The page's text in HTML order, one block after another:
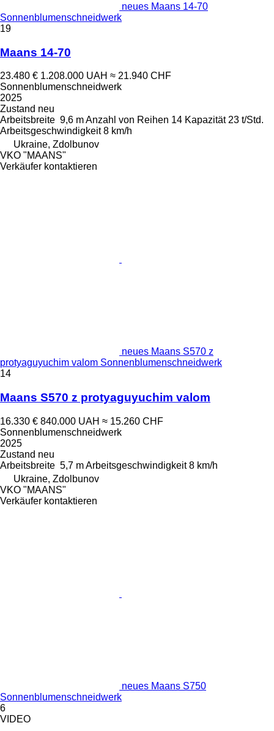
neues Maans 14-70
Sonnenblumenschneidwerk
19
Maans 14-70
23.480 € 1.208.000 UAH ≈ 21.940 CHF
Sonnenblumenschneidwerk
2025
Zustand neu
Arbeitsbreite 9,6 mAnzahl von Reihen 14 Kapazität 23 t/Std.
Arbeitsgeschwindigkeit 8 km/h
Ukraine, Zdolbunov
VKO "MAANS"
Verkäufer kontaktieren
neues Maans S570 z
protyaguyuchim valom Sonnenblumenschneidwerk
14
Maans S570 z protyaguyuchim valom
16.330 € 840.000 UAH ≈ 15.260 CHF
Sonnenblumenschneidwerk
2025
Zustand neu
Arbeitsbreite 5,7 mArbeitsgeschwindigkeit 8 km/h
Ukraine, Zdolbunov
VKO "MAANS"
Verkäufer kontaktieren
neues Maans S750
Sonnenblumenschneidwerk
6
VIDEO